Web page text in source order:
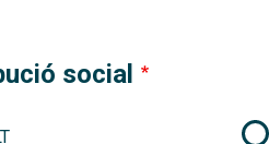
social